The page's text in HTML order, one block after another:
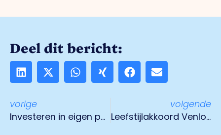
Deel dit bericht:
vorige
Investeren in eigen personeel als één van de oplossingen voor personeelstekort
volgende
Leefstijlakkoord Venlo draagt bij aan een gezonde werkplek en sociale cohesie